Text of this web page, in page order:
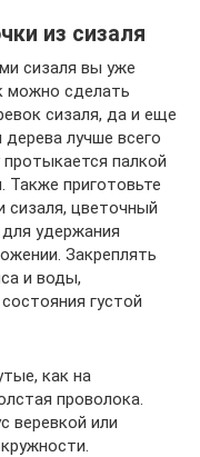
из сизаля
сизаля вы уже
можно сделать
сизаля, да и еще
лучше всего
палкой
Также приготовьте
сизаля, цветочный
удержания
Закреплять
и воды,
густой
как на
проволока.
веревкой или